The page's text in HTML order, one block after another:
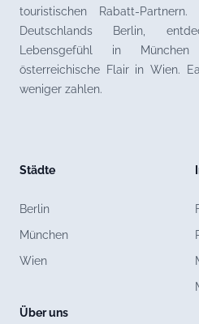
touristischen Rabatt-
Deutschlands Berlin,
Lebensgefühl in
österreichische Flair in Wien.
weniger zahlen.
Städte
Berlin
München
Wien
Über uns